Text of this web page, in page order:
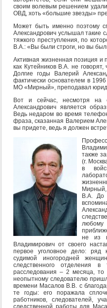
своим волевым решением
ОВД, хоть «большие звезды»
Может быть именно поэтому
Александрович услышал такие
тяжкого преступления, по
В.А.: «Вы были строги, но вы
Активная жизненная позиция и
как Кутейников В.А. не
Долгие годы Валерий
фактически основателем в
МО «Мирный», преподавал
Вот и сейчас, несмотря на
Александрович является
Ведь недаром во время
фраза, сказанная Валерием
вы придете, ведь я должен
также
(г.
в
Мирный,
В.А. До
не из
Владимирович от своего
первое уголовное дело: ряд
судимой иногородней
следственного отделения
расследования – 2 месяца, то
неопытному следователю
времени Масалов В.В. с
те годы: его поражала
работников, следователей,
следственной работы для